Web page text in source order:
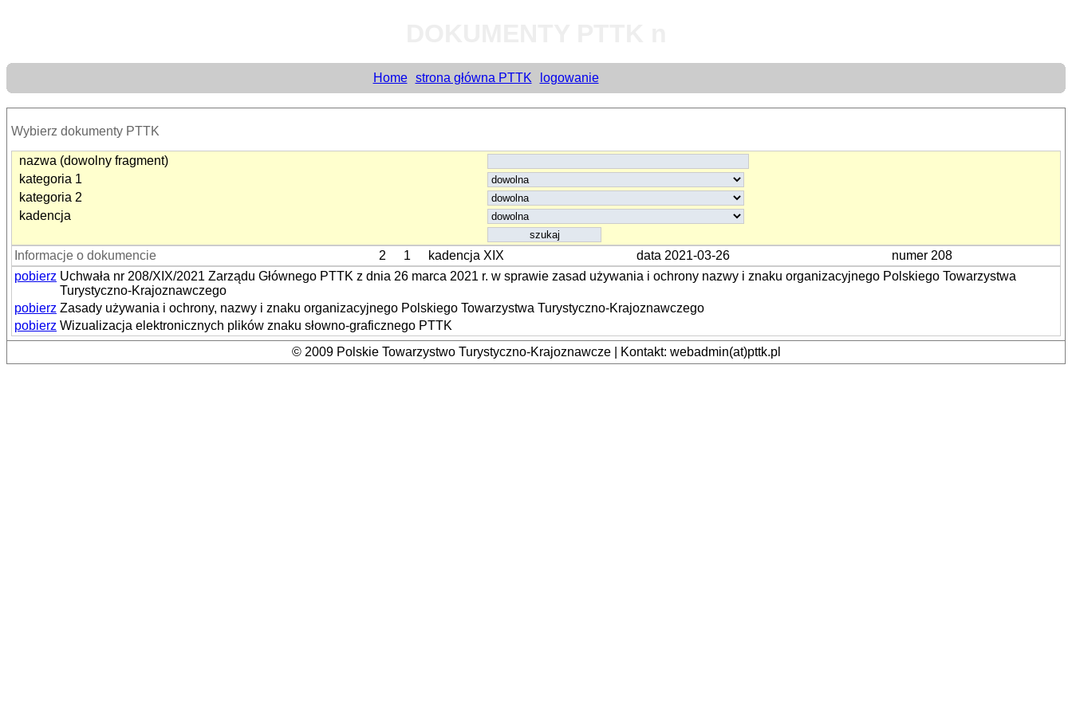
Home strona główna PTTK logowanie
Wybierz dokumenty PTTK
nazwa (dowolny fragment)
kategoria 1
kategoria 2
kadencja
Informacje o dokumencie 2 1 kadencja XIX data 2021-03-26
numer 208
pobierz Uchwała nr 208/XIX/2021 Zarządu Głównego PTTK z dnia 26 marca 2021 r. w sprawie zasad używania i ochrony nazwy i znaku organizacyjnego Polskiego Towarzystwa
Turystyczno-Krajoznawczego
pobierz Zasady używania i ochrony, nazwy i znaku organizacyjnego Polskiego Towarzystwa Turystyczno-Krajoznawczego
pobierz Wizualizacja elektronicznych plików znaku słowno-graficznego PTTK
© 2009 Polskie Towarzystwo Turystyczno-Krajoznawcze | Kontakt: webadmin(at)pttk.pl